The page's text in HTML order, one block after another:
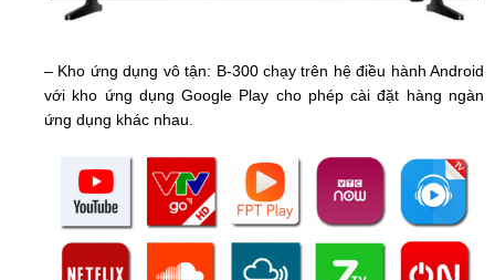
– Kho ứng dụng vô tận: B-300 chạy trên hệ điều hành Android
với kho ứng dụng Google Play cho phép cài đặt hàng ngàn
ứng dụng khác nhau.